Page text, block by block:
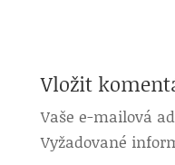
Vložit
Vaše e-mailová
Vyžadované